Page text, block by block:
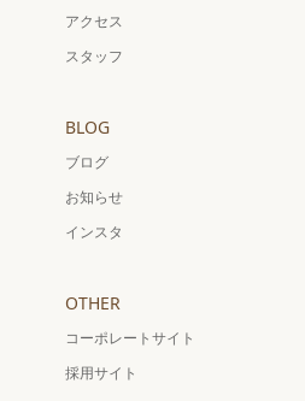
アクセス
スタッフ
BLOG
ブログ
お知らせ
インスタ
OTHER
コーポレートサイト
採用サイト